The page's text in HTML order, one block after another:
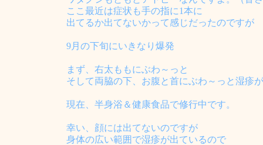
ここ最近は症状も手の指に1本に
出てるか出てないかって感じだったのですが
9月の下旬にいきなり爆発
まず、右太ももにぶわ～っと
そして両脇の下、お腹と首にぶわ～っと湿疹
現在、半身浴＆健康食品で修行中です。
幸い、顔には出てないのですが
身体の広い範囲で湿疹が出ているので